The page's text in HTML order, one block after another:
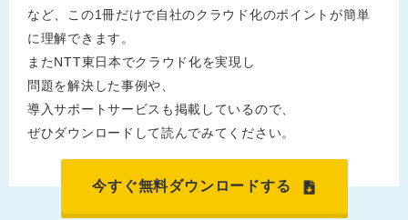
など、この1冊だけで自社のクラウド化のポイントが簡単
に理解できます。
またNTT東日本でクラウド化を実現し
問題を解決した事例や、
導入サポートサービスも掲載しているので、
ぜひダウンロードして読んでみてください。
今すぐ無料ダウンロードする